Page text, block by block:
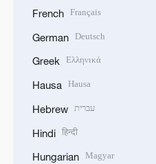
French Français
German Deutsch
Greek Ελληνικά
Hausa Hausa
Hebrew עברית
Hindi हिन्दी
Hungarian Magyar